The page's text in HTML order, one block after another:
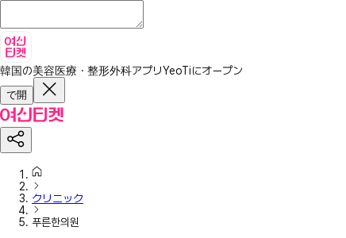
韓国の美容医療・整形外科アプリYeoTiにオープン
で開
クリニック
푸른한의원